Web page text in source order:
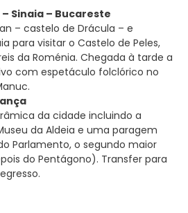
Sinaia – Bucareste
– castelo de Drácula – e
para visitar o Castelo de Peles,
da Roménia. Chegada à tarde a
com espetáculo folclórico no
da cidade incluindo a
da Aldeia e uma paragem
Parlamento, o segundo maior
do Pentágono). Transfer para